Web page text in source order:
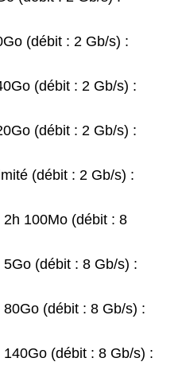
(débit : 2 Gb/s) :
(débit : 2 Gb/s) :
(débit : 2 Gb/s) :
(débit : 2 Gb/s) :
100Mo (débit : 8
(débit : 8 Gb/s) :
(débit : 8 Gb/s) :
(débit : 8 Gb/s) :